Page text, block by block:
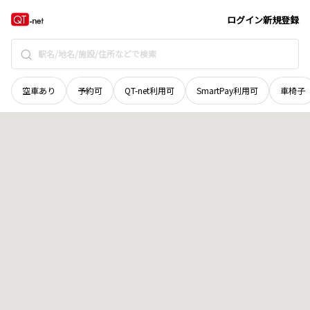
ログイン新規登録
空車あり 予約可 QT-net利用可 SmartPay利用可 車椅子
岡山県